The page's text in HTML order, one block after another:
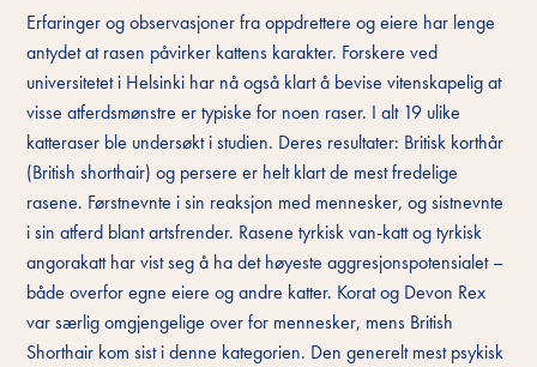
Erfaringer og observasjoner fra oppdrettere og eiere har lenge
antydet at rasen påvirker kattens karakter. Forskere ved
universitetet i Helsinki har nå også klart å bevise vitenskapelig at
visse atferdsmønstre er typiske for noen raser. I alt 19 ulike
katteraser ble undersøkt i studien. Deres resultater: Britisk korthår
(British shorthair) og persere er helt klart de mest fredelige
rasene. Førstnevnte i sin reaksjon med mennesker, og sistnevnte
i sin atferd blant artsfrender. Rasene tyrkisk van-katt og tyrkisk
angorakatt har vist seg å ha det høyeste aggresjonspotensialet –
både overfor egne eiere og andre katter. Korat og Devon Rex
var særlig omgjengelige over for mennesker, mens British
Shorthair kom sist i denne kategorien. Den generelt mest psykisk